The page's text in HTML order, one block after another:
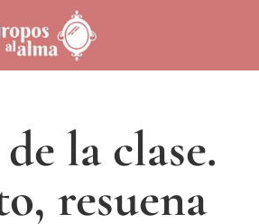
la clase.
resuena